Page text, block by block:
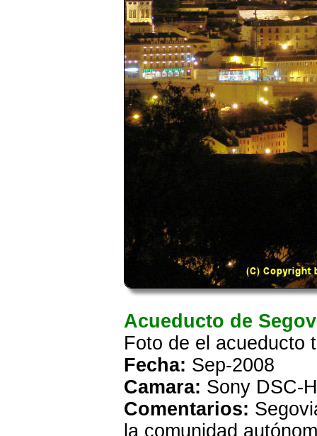
Acueducto de
Foto de el acueducto
Fecha: Sep-2008
Camara: Sony DSC-
Comentarios:
la comunidad